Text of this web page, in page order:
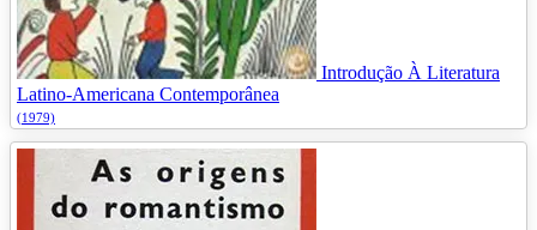
Introdução À Literatura
Latino-Americana Contemporânea
(1979)